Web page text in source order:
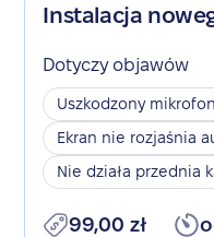
Instalacja
Dotyczy objawów
Uszkodzony mikrofon
Ekran nie rozjaśnia
Nie działa przednia
99,00 zł